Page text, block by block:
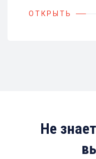
ОТКРЫТЬ
Не